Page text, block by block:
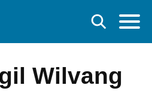
Wilvang